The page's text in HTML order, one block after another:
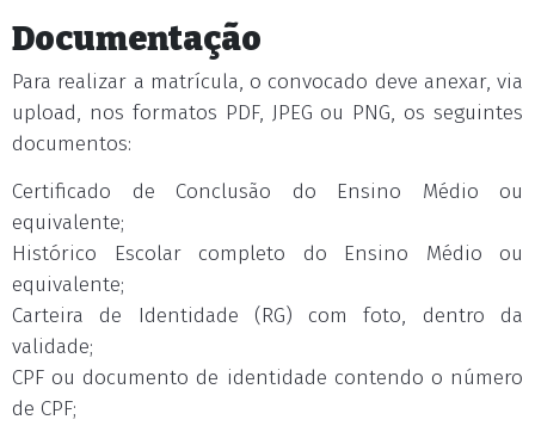
Documentação
Para realizar a matrícula, o convocado deve anexar, via
upload, nos formatos PDF, JPEG ou PNG, os seguintes
documentos:
Certificado de Conclusão do Ensino Médio ou
equivalente;
Histórico Escolar completo do Ensino Médio ou
equivalente;
Carteira de Identidade (RG) com foto, dentro da
validade;
CPF ou documento de identidade contendo o número
de CPF;